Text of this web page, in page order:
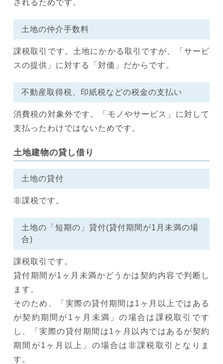
されるためです。
土地の仲介手数料
課税取引です。土地にかかる取引ですが、「サービ
スの提供」に対する「対価」だからです。
不動産取得税、印紙税などの税金の支払い
消費税の対象外です。「モノやサービス」に対して
支払ったわけではないためです。
土地建物の貸し借り
土地の貸付
非課税です。
土地の「短期の」貸付(貸付期間が1月未満の場
合)
課税取引です。
貸付期間が1ヶ月未満かどうかは契約内容で判断し
ます。
そのため、「実際の貸付期間は1ヶ月以上ではある
が契約期間が1ヶ月未満」の場合は課税取引です
し、「実際の貸付期間は1ヶ月以内ではあるが契約
期間が1ヶ月以上」の場合は非課税取引となりま
す。